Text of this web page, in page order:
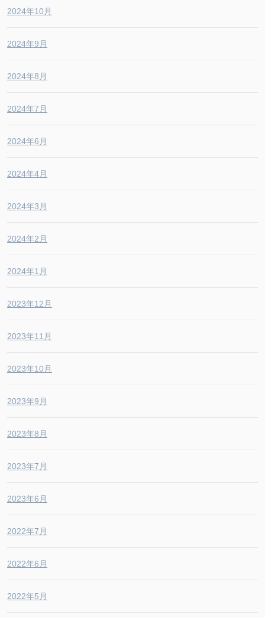
2024年10月
2024年9月
2024年8月
2024年7月
2024年6月
2024年4月
2024年3月
2024年2月
2024年1月
2023年12月
2023年11月
2023年10月
2023年9月
2023年8月
2023年7月
2023年6月
2022年7月
2022年6月
2022年5月